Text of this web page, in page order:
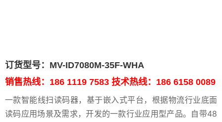
订货型号： MV-ID7080M-35F-WHA
销售热线：186 1119 7583 技术热线：186 6158 0089
一款智能线扫读码器，基于嵌入式平台，根据物流行业底面
读码应用场景及需求，开发的一款行业应用型产品。自带48